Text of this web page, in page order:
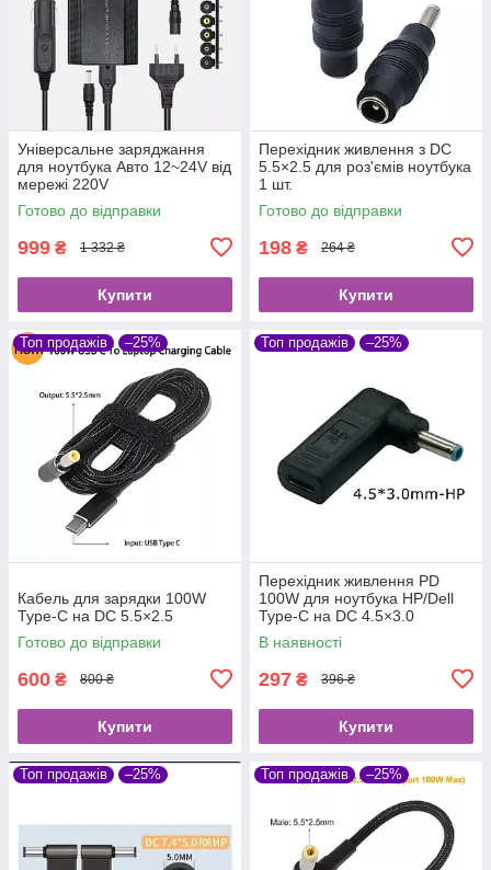
Універсальне заряджання
для ноутбука Авто 12~24V від
мережі 220V
Готово до відправки
999 ₴ 1 332 ₴
Купити
Перехідник живлення з DC
5.5×2.5 для роз'ємів ноутбука
1 шт.
Готово до відправки
198 ₴ 264 ₴
Купити
Топ продажів –25%
Кабель для зарядки 100W
Type-C на DC 5.5×2.5
Готово до відправки
600 ₴ 800 ₴
Купити
Топ продажів –25%
Перехідник живлення PD
100W для ноутбука HP/Dell
Type-C на DC 4.5×3.0
В наявності
297 ₴ 396 ₴
Купити
Топ продажів –25% Топ продажів –25%